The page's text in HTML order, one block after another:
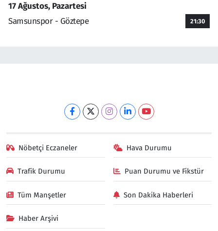
17 Ağustos, Pazartesi
Samsunspor - Göztepe
21:30
Nöbetçi Eczaneler Hava Durumu
Trafik Durumu Puan Durumu ve Fikstür
Tüm Manşetler Son Dakika Haberleri
Haber Arşivi